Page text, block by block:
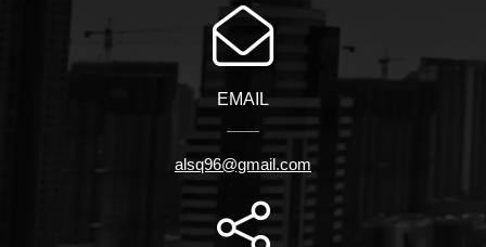
EMAIL
alsq96@gmail.com